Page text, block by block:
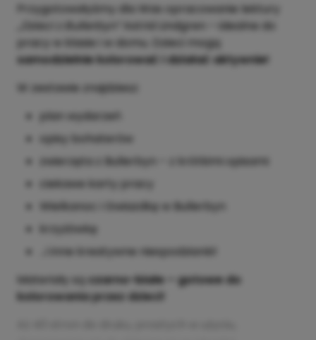
Przygotowałyśmy dla Was opracowanie lektury
„Dzieci z Bullerbyn”
Astrid Lindgren – idealne do
pracy w klasie i w domu. Dzieci mogą
samodzielnie kolorować i działać aktywnie!
W zestawie znajdziesz:
plan wydarzeń
opisy bohaterów
zwierzęta z Bullerbyn – z krótkimi opisami
ciekawe karty pracy
Wielkanoc i Gwiazdkę w Bullerbyn
krzyżówkę
...i inne kreatywne niespodzianki!
Materiały są czarno-białe – gotowe do
kolorowania przez dzieci!